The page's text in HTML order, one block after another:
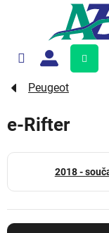
Nákupní
košík
Peugeot
e-Rifter
2018 -